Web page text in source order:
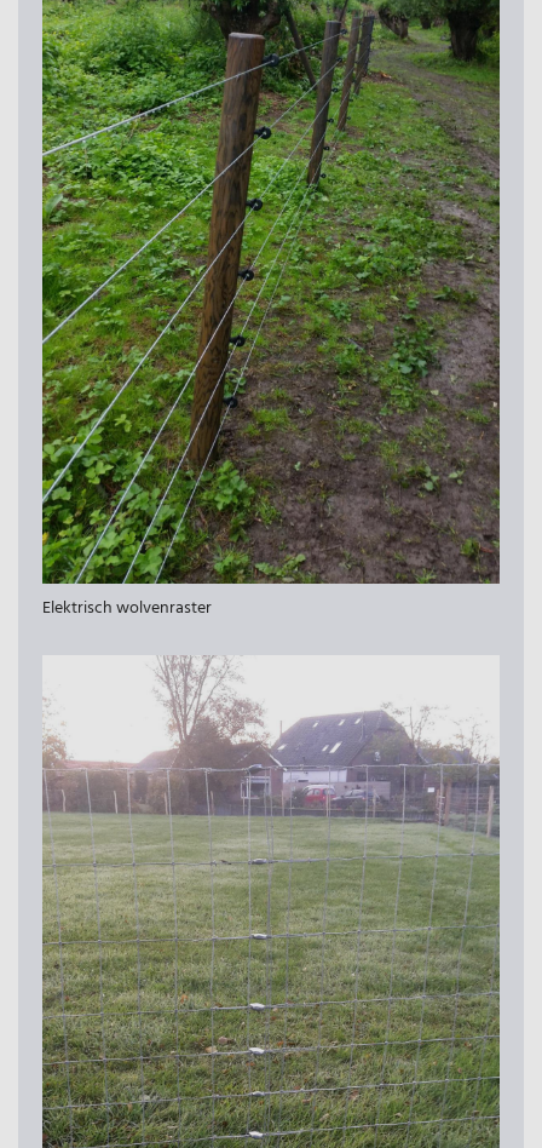
Elektrisch wolvenraster